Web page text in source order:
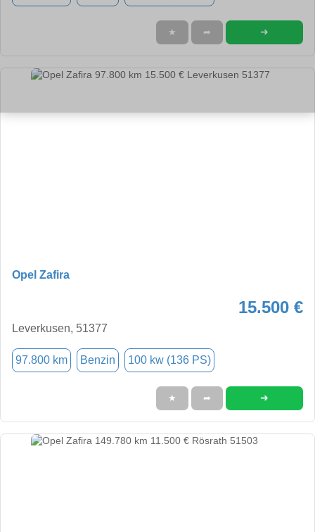
★ ➦ ➜
Opel Zafira
15.500 €
Leverkusen, 51377
97.800 km Benzin 100 kw (136 PS)
★ ➦ ➜